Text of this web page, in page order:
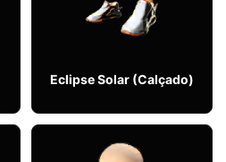
Eclipse Solar (Calçado)